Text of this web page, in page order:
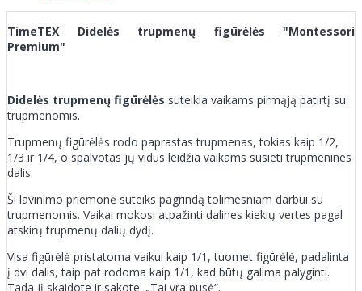
TimeTEX Didelės trupmenų figūrėlės "Montessori
Premium"
Didelės trupmenų figūrėlės suteikia vaikams pirmąją patirtį su
trupmenomis.
Trupmenų figūrėlės rodo paprastas trupmenas, tokias kaip 1/2,
1/3 ir 1/4, o spalvotas jų vidus leidžia vaikams susieti trupmenines
dalis.
Ši lavinimo priemonė suteiks pagrindą tolimesniam darbui su
trupmenomis. Vaikai mokosi atpažinti dalines kiekių vertes pagal
atskirų trupmenų dalių dydį.
Visa figūrėlė pristatoma vaikui kaip 1/1, tuomet figūrėlė, padalinta
į dvi dalis, taip pat rodoma kaip 1/1, kad būtų galima palyginti.
Tada jį skaidote ir sakote: „Tai yra pusė“.